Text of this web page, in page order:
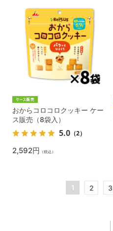
おからコロコロクッキー ケー
ス販売（8袋入）
5.0 （2）
2,592円 （税込）
1 2 3